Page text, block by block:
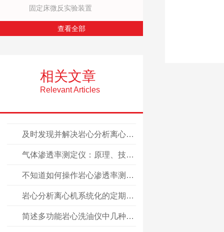
固定床微反实验装置
查看全部
相关文章
Relevant Articles
及时发现并解决岩心分析离心机故障以确保实验结果准确可靠
气体渗透率测定仪：原理、技术及应用
不知道如何操作岩心渗透率测定仪？进来看
岩心分析离心机系统化的定期保养方法分享
简述多功能岩心洗油仪中几种主要洗油方式的工作原理